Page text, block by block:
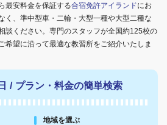
最安料金を保証する合宿免許アイランドにお
く、準中型車・二輪・大型一種や大型二種な
談ください。専門のスタッフが全国約125校の
希望に沿って最適な教習所をご紹介いたしま
/ プラン・料金の簡単検索
地域を選ぶ